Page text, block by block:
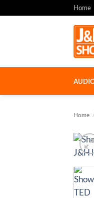
naar
Home
Home /